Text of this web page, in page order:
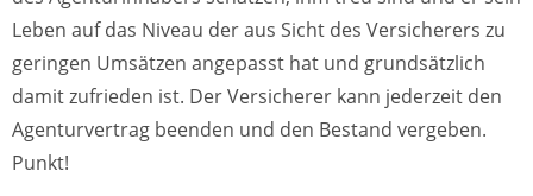
Leben auf das Niveau der aus Sicht des Versicherers zu
geringen Umsätzen angepasst hat und grundsätzlich
damit zufrieden ist. Der Versicherer kann jederzeit den
Agenturvertrag beenden und den Bestand vergeben.
Punkt!